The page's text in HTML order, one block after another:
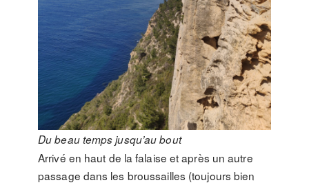
Du beau temps jusqu’au bout
Arrivé en haut de la falaise et après un autre
passage dans les broussailles (toujours bien